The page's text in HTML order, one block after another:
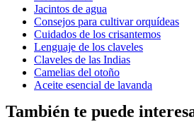
Jacintos de agua
Consejos para cultivar orquídeas
Cuidados de los crisantemos
Lenguaje de los claveles
Claveles de las Indias
Camelias del otoño
Aceite esencial de lavanda
También te puede